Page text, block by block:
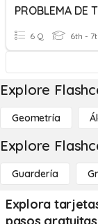
6 Q 6th -
Explore
Geometría
Explore
Guardería
Explora